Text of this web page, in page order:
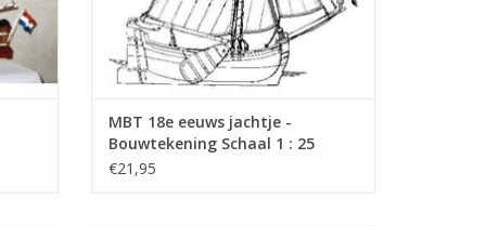
MBT 18e eeuws jachtje -
Bouwtekening Schaal 1 : 25
(10.06.004)
€21,95